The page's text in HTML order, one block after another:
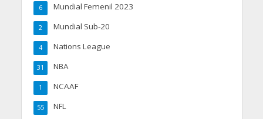
Mundial Femenil 2023
6
Mundial Sub-20
2
Nations League
4
NBA
31
NCAAF
1
NFL
55